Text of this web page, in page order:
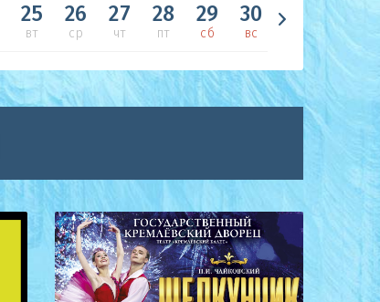
25
вт
26
ср
27
чт
28
пт
29
сб
30
вс
31 1